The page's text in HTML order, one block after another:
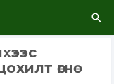
өгнө